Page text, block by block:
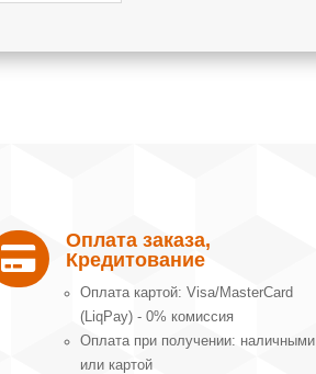

Оплата заказа,
Кредитование
Оплата картой: Visa/MasterCard
(LiqPay) - 0% комиссия
Оплата при получении: наличными
или картой